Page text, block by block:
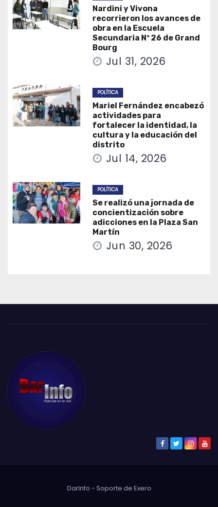
Nardini y Vivona
recorrieron los avances de
obra en la Escuela
Secundaria Nº 26 de Grand
Bourg
Jul 31, 2026
POLÍTICA
Mariel Fernández encabezó
actividades para
fortalecer la identidad, la
cultura y la educación del
distrito
Jul 14, 2026
POLÍTICA
Se realizó una jornada de
concientización sobre
adicciones en la Plaza San
Martín
Jun 30, 2026
DarInfo - Soporte de Exero